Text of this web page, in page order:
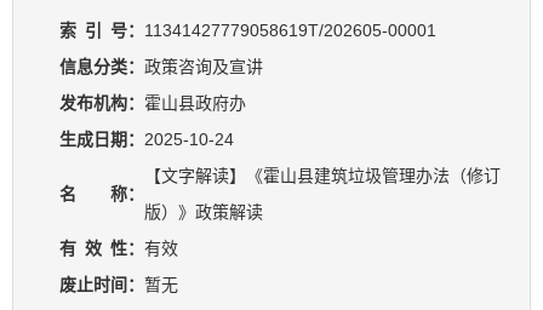
索 引 号： 11341427779058619T/202605-00001
信息分类： 政策咨询及宣讲
发布机构： 霍山县政府办
生成日期： 2025-10-24
名 称：
【文字解读】《霍山县建筑垃圾管理办法（修订
版）》政策解读
有 效 性： 有效
废止时间： 暂无